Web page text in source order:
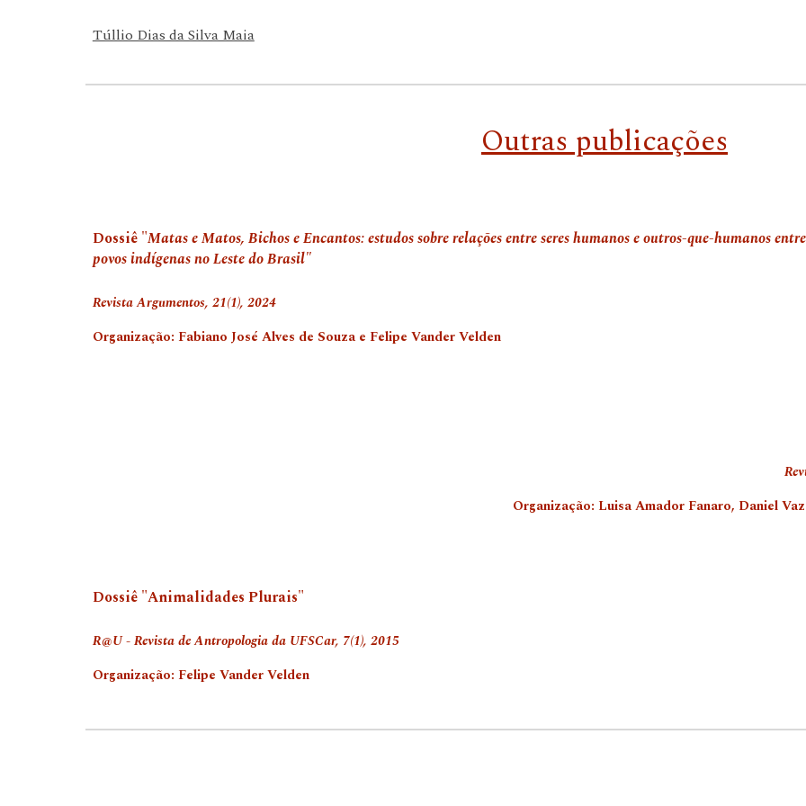
Túllio Dias da Silva Maia
Outras publicações
Dossiê"Matas e Matos, Bichos e Encantos: estudos sobre relações entre seres humanos e outros-que-humanos
povos indígenas no Leste do Brasil"
RevistaArgumentos, 21(1), 2024
Organização: Fabiano José Alves de Souza e Felipe Vander Velden
Organização: Luisa Amador Fanaro, Daniel
Dossiê "Animalidades Plurais"
R@U - Revista de Antropologia da UFSCar, 7(1), 2015
Organização: Felipe Vander Velden